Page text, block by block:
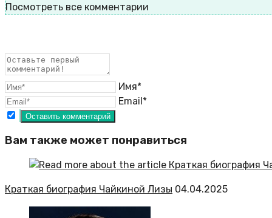
Посмотреть все комментарии
Имя*
Email*
Вам также может понравиться
Краткая биография Чайкиной Лизы 04.04.2025